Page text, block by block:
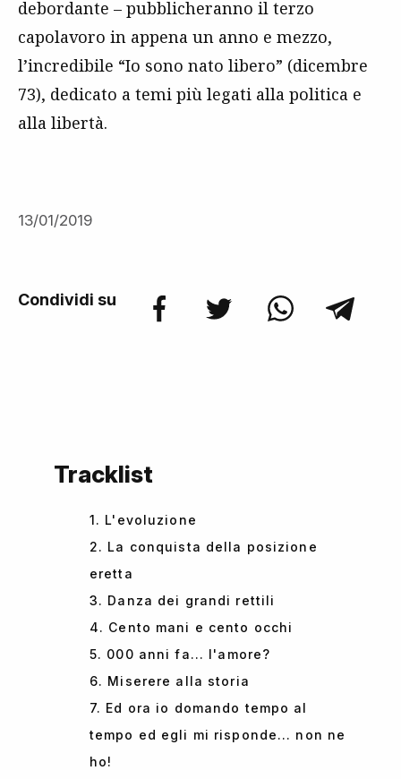
debordante – pubblicheranno il terzo
capolavoro in appena un anno e mezzo,
l’incredibile “Io sono nato libero” (dicembre
73), dedicato a temi più legati alla politica e
alla libertà.
13/01/2019
Condividi su
Tracklist
1. L'evoluzione
2. La conquista della posizione
eretta
3. Danza dei grandi rettili
4. Cento mani e cento occhi
5. 000 anni fa... l'amore?
6. Miserere alla storia
7. Ed ora io domando tempo al
tempo ed egli mi risponde... non ne
ho!